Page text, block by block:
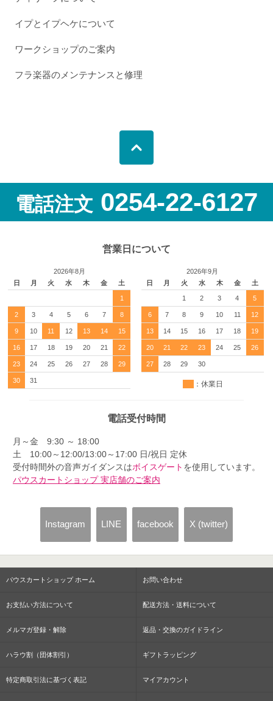
イプとイプヘケについて
ワークショップのご案内
フラ楽器のメンテナンスと修理
電話注文 0254-22-6127
営業日について
2026年8月
日
月 火 水 木 金 土
1
2 3 4 5 6 7 8
9 10 11 12 13 14 15
16 17 18 19 20 21 22
23 24 25 26 27 28 29
30 31
2026年9月
日
月 火 水 木 金 土
1 2 3 4 5
6 7 8 9 10 11 12
13 14 15 16 17 18 19
20 21 22 23 24 25 26
27 28 29 30
：休業日
電話受付時間
月～金 9:30 ～ 18:00
土 10:00～12:00/13:00～17:00 日/祝日 定休
受付時間外の音声ガイダンスはボイスゲート を使用しています。
パウスカートショップ 実店舗のご案内
Instagram LINE facebook X (twitter)
パウスカートショップ ホーム お問い合わせ
お支払い方法について 配送方法・送料について
メルマガ登録・解除 返品・交換のガイドライン
ハラウ割（団体割引） ギフトラッピング
特定商取引法に基づく表記 マイアカウント